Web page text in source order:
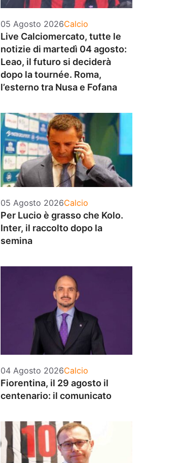
05 Agosto 2026Categorie
Calcio
Live Calciomercato, tutte le
notizie di martedì 04 agosto:
Leao, il futuro si deciderà
dopo la tournée. Roma,
l’esterno tra Nusa e Fofana
05 Agosto 2026Categorie
Calcio
Per Lucio è grasso che Kolo.
Inter, il raccolto dopo la
semina
04 Agosto 2026Categorie
Calcio
Fiorentina, il 29 agosto il
centenario: il comunicato